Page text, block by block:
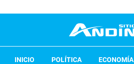
INICIO POLÍTICA ECONOMÍA